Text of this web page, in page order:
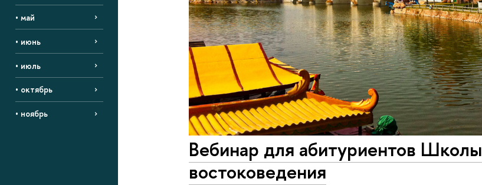
• май
• июнь
• июль
• октябрь
• ноябрь
Вебинар для абитуриентов Школы
востоковедения